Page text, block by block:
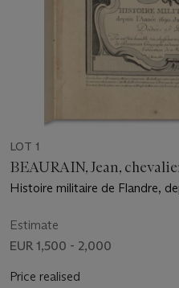
LOT 1
BEAURAIN, Jean,
Histoire militaire de Flandre,
campemens, batailles, siéges
Roi & de celles des Alliés
Estimate
EUR 1,500 - 2,000
Price realised